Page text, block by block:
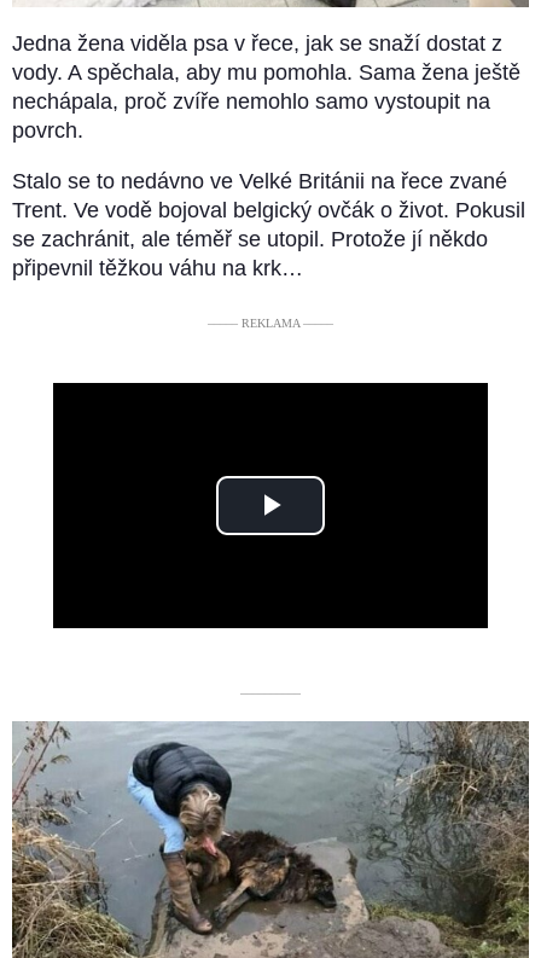
Jedna žena viděla psa v řece, jak se snaží dostat z
vody. A spěchala, aby mu pomohla. Sama žena ještě
nechápala, proč zvíře nemohlo samo vystoupit na
povrch.
Stalo se to nedávno ve Velké Británii na řece zvané
Trent. Ve vodě bojoval belgický ovčák o život. Pokusil
se zachránit, ale téměř se utopil. Protože jí někdo
připevnil těžkou váhu na krk…
––––– REKLAMA –––––
Play
––––––––––